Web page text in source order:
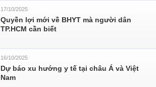
17/10/2025
Quyền lợi mới về BHYT mà người dân
TP.HCM cần biết
16/10/2025
Dự báo xu hướng y tế tại châu Á và Việt
Nam